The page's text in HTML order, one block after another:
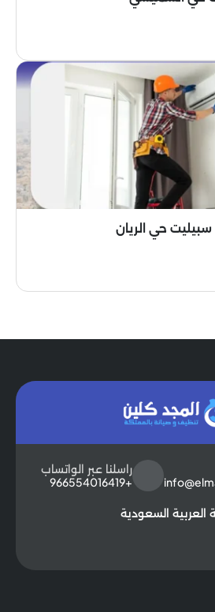
حي الريان
راسلنا عبر الواتساب
+966554016419
العربية السعودية